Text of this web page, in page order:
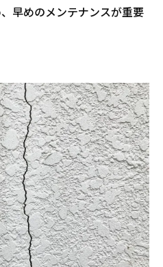
早めのメンテナンスが重要